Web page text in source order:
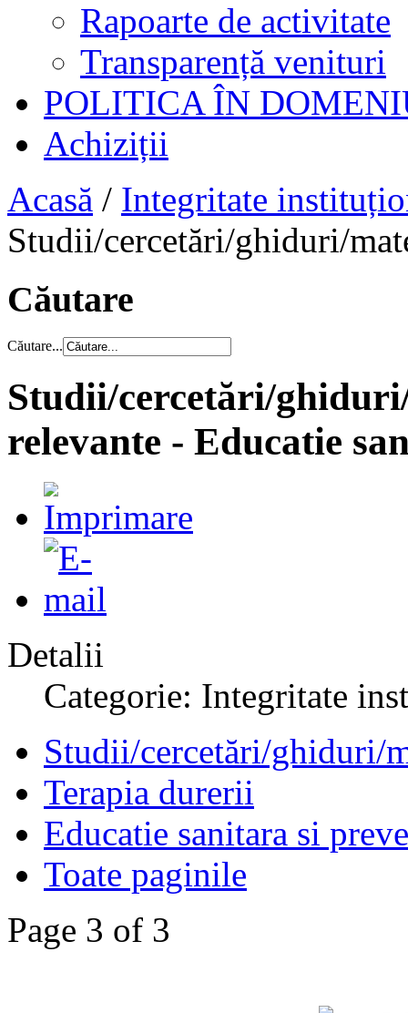
Rapoarte de activitate
Transparență venituri
POLITICA ÎN
Achiziții
Acasă / Integritate
Studii/cercetări/ghiduri/
Căutare
Căutare...
Studii/cercetări/
relevante - Educatie
Detalii
Categorie: Integritate
Studii/cercetări/ghiduri/
Terapia durerii
Educatie sanitara si
Toate paginile
Page 3 of 3